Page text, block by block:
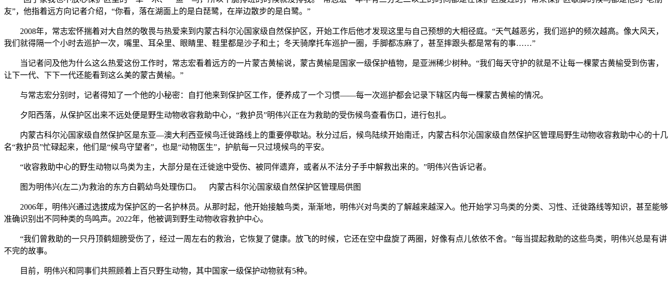
友”，他指着远方向记者介绍，“你看，落在湖面上的是白琵鹭，在岸边散步的是白鹭。”
2008年，常志宏怀揣着对大自然的敬畏与热爱来到内蒙古科尔沁国家级自然保护区，开始工作后他才发现这里与自己预想的大相径庭。“天气越恶劣，我们巡护的频次越高。像大风天，
我们就得隔一个小时去巡护一次，嘴里、耳朵里、眼睛里、鞋里都是沙子和土；冬天骑摩托车巡护一圈，手脚都冻麻了，甚至摔跟头都是常有的事……”
当记者问及他为什么这么热爱这份工作时，常志宏看着远方的一片蒙古黄榆说，蒙古黄榆是国家一级保护植物，是亚洲稀少树种。“我们每天守护的就是不让每一棵蒙古黄榆受到伤害，
让下一代、下下一代还能看到这么美的蒙古黄榆。”
与常志宏分别时，记者得知了一个他的小秘密：自打他来到保护区工作，便养成了一个习惯——每一次巡护都会记录下辖区内每一棵蒙古黄榆的情况。
夕阳西落，从保护区出来不远处便是野生动物收容救助中心，“救护员”明伟兴正在为救助的受伤候鸟查看伤口，进行包扎。
内蒙古科尔沁国家级自然保护区是东亚—澳大利西亚候鸟迁徙路线上的重要停歇站。秋分过后，候鸟陆续开始南迁，内蒙古科尔沁国家级自然保护区管理局野生动物收容救助中心的十几
名“救护员”忙碌起来，他们是“候鸟守望者”，也是“动物医生”，护航每一只过境候鸟的平安。
“收容救助中心的野生动物以鸟类为主，大部分是在迁徙途中受伤、被同伴遗弃，或者从不法分子手中解救出来的。”明伟兴告诉记者。
图为明伟兴(左二)为救治的东方白鹳幼鸟处理伤口。 内蒙古科尔沁国家级自然保护区管理局供图
2006年，明伟兴通过选拔成为保护区的一名护林员。从那时起，他开始接触鸟类，渐渐地，明伟兴对鸟类的了解越来越深入。他开始学习鸟类的分类、习性、迁徙路线等知识，甚至能够
准确识别出不同种类的鸟鸣声。2022年，他被调到野生动物收容救护中心。
“我们曾救助的一只丹顶鹤翅膀受伤了，经过一周左右的救治，它恢复了健康。放飞的时候，它还在空中盘旋了两圈，好像有点儿依依不舍。”每当提起救助的这些鸟类，明伟兴总是有讲
不完的故事。
目前，明伟兴和同事们共照顾着上百只野生动物，其中国家一级保护动物就有5种。